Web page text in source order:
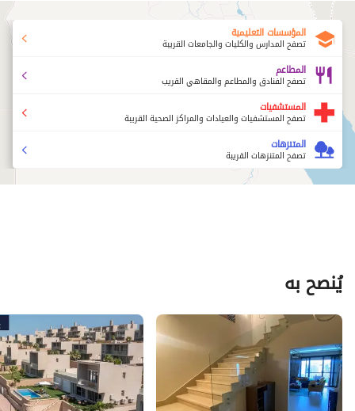
المؤسسات التعليمية
تصفح المدارس والكليات والجامعات القريبة
المطاعم
تصفح الفنادق والمطاعم والمقاهي القريب
المستشفيات
تصفح المستشفيات والعيادات والمراكز الصحية القريبة
المتنزهات
تصفح المتنزهات القريبة
يُنصح به